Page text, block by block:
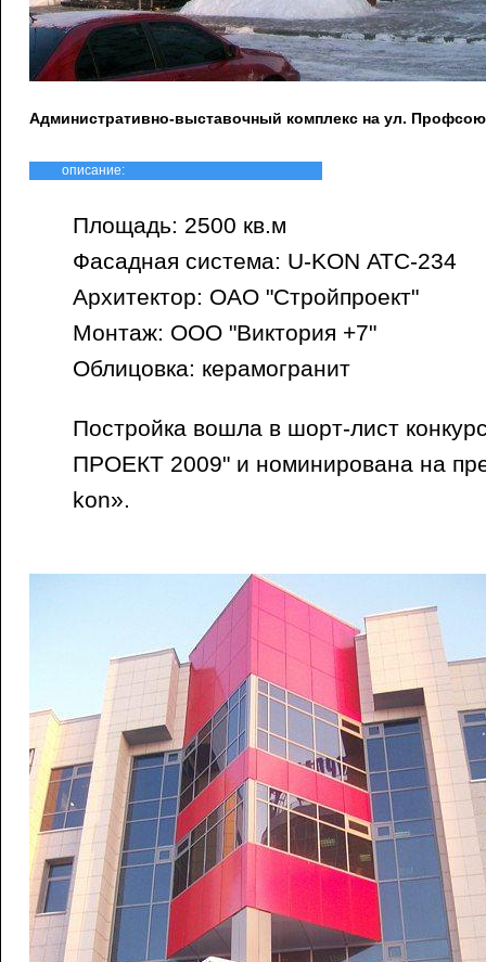
Административно-выставочный комплекс на ул.
описание:
Площадь: 2500 кв.м
Фасадная система: U-KON АТС-234
Архитектор: ОАО "Стройпроект"
Монтаж: ООО "Виктория +7"
Облицовка: керамогранит
Постройка вошла в шорт-лист
ПРОЕКТ 2009" и номинирована на
kon».